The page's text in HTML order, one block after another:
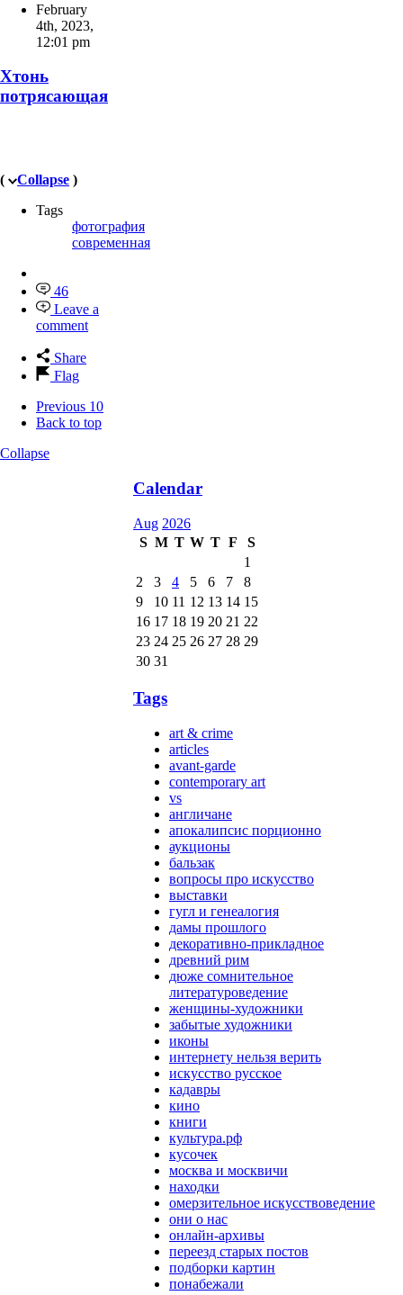
February
4th, 2023,
12:01 pm
Хтонь
потрясающая
( Collapse )
Tags
фотография
современная
46
Leave a
comment
Share
Flag
Previous 10
Back to top
Collapse
Calendar
Aug 2026
S M T W T F
S
1
2
3 4 5 6 7
8
9
10 11 12 13 14 15
16 17 18 19 20 21 22
23 24 25 26 27 28 29
30 31
Tags
art & crime
articles
avant-garde
contemporary art
vs
англичане
апокалипсис порционно
аукционы
бальзак
вопросы про искусство
выставки
гугл и генеалогия
дамы прошлого
декоративно-прикладное
древний рим
дюже сомнительное
литературоведение
женщины-художники
забытые художники
иконы
интернету нельзя верить
искусство русское
кадавры
кино
книги
культура.рф
кусочек
москва и москвичи
находки
омерзительное искусствоведение
они о нас
онлайн-архивы
переезд старых постов
подборки картин
понабежали